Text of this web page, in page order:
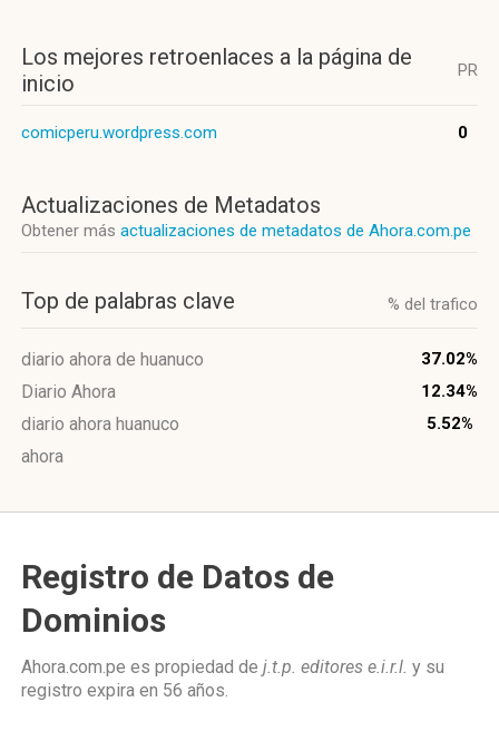
Los mejores retroenlaces a la página de
inicio
PR
comicperu.wordpress.com 0
Actualizaciones de Metadatos
Obtener más actualizaciones de metadatos de Ahora.com.pe
Top de palabras clave % del trafico
diario ahora de huanuco 37.02%
Diario Ahora 12.34%
diario ahora huanuco 5.52%
ahora
Registro de Datos de
Dominios
Ahora.com.pe es propiedad de j.t.p. editores e.i.r.l. y su
registro expira en 56 años.